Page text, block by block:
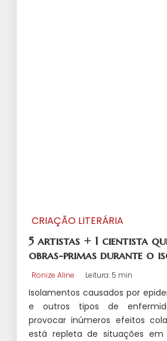
CRIAÇÃO LITERÁRIA
5 artistas + 1 cientista
obras-primas durante o
Ronize Aline Leitura: 5 min
Isolamentos causados por
e outros tipos de
provocar inúmeros efeitos
está repleta de situações em